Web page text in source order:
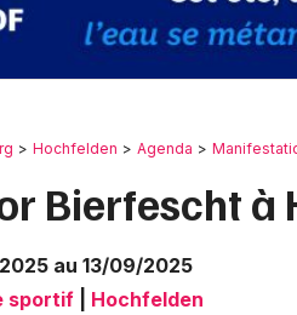
Hochfelden Agenda
Bierfescht à
au 13/09/2025
sportif
Hochfelden
Bas-Rhin (67)